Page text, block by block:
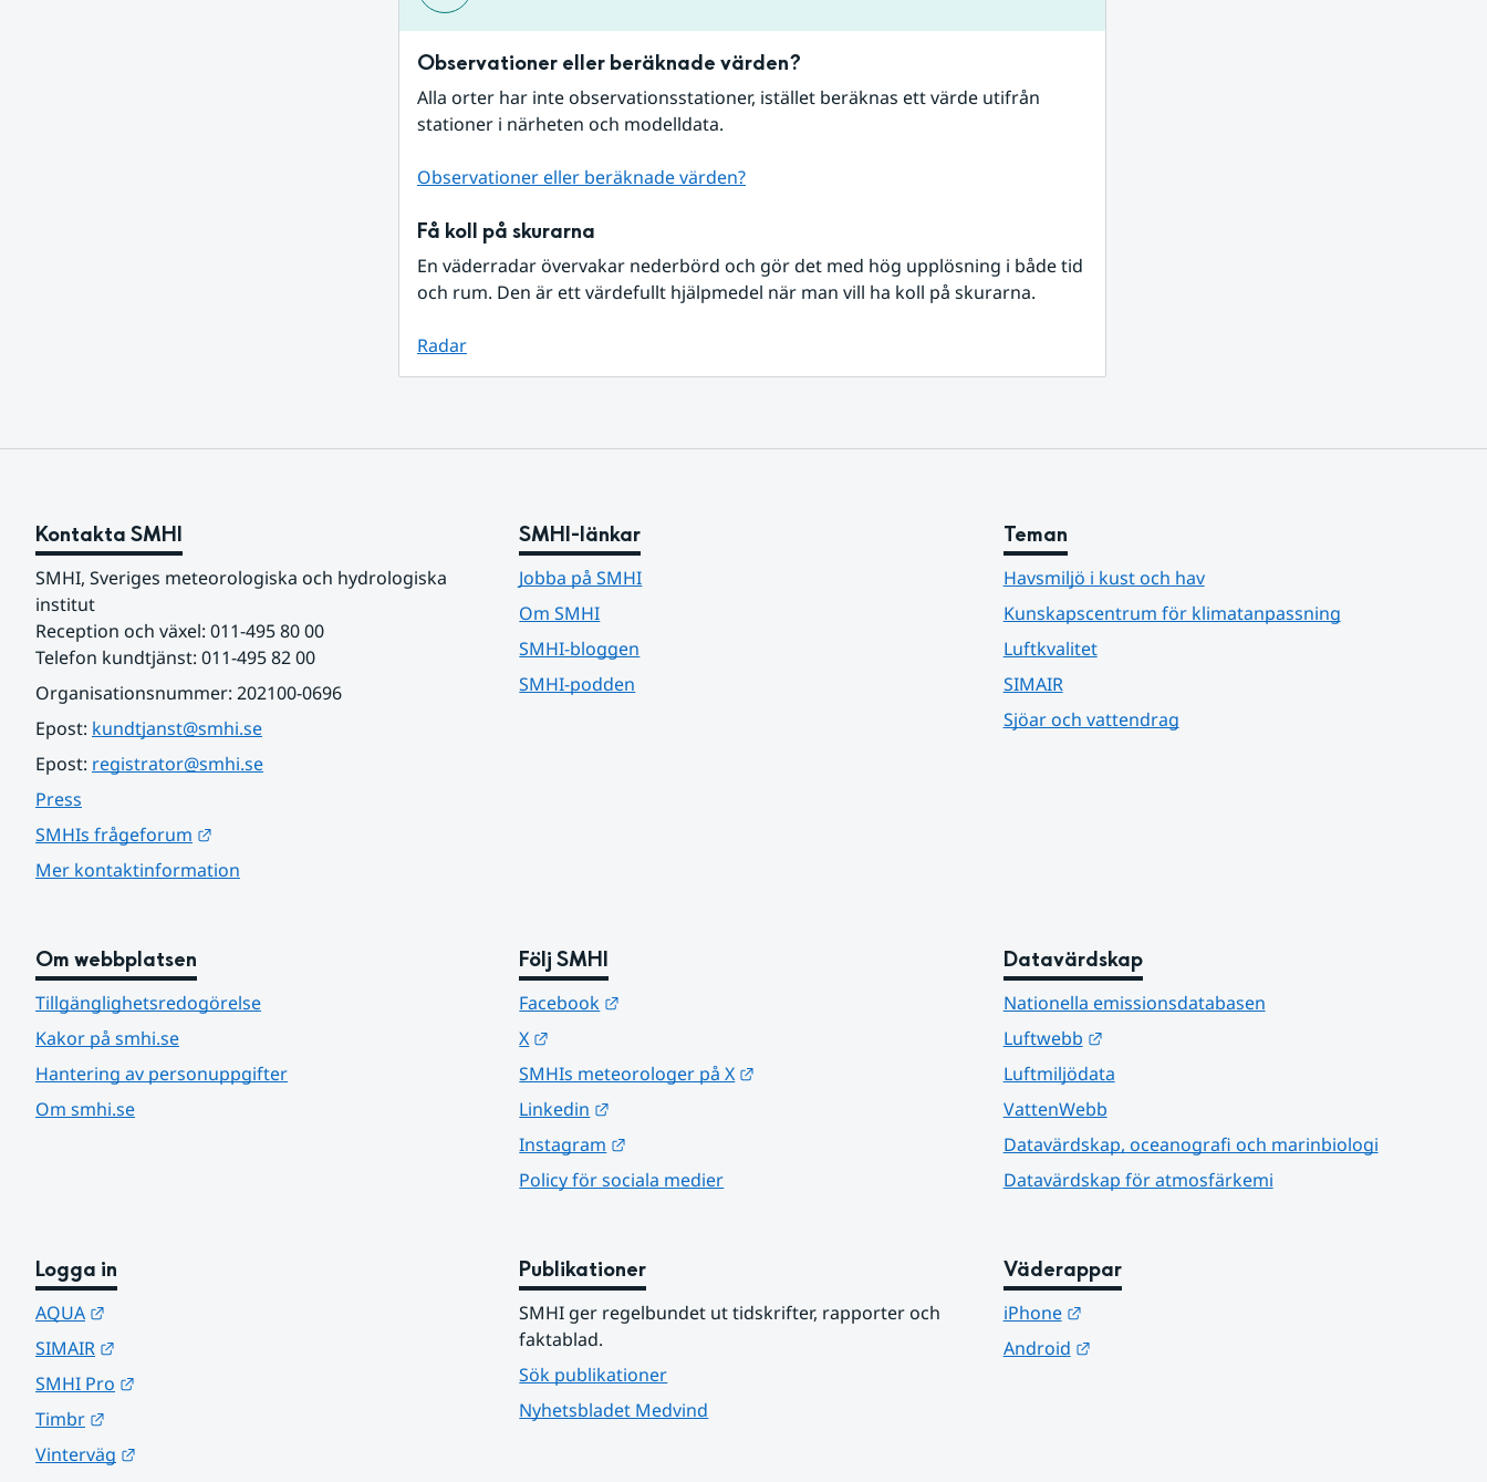
Observationer eller beräknade värden?
Alla orter har inte observationsstationer, istället beräknas ett värde utifrån
stationer i närheten och modelldata.
Observationer eller beräknade värden?
Få koll på skurarna
En väderradar övervakar nederbörd och gör det med hög upplösning i både tid
och rum. Den är ett värdefullt hjälpmedel när man vill ha koll på skurarna.
Radar
Kontakta SMHI
SMHI, Sveriges meteorologiska och hydrologiska
institut
Reception och växel: 011-495 80 00
Telefon kundtjänst: 011-495 82 00
Organisationsnummer: 202100-0696
Epost: kundtjanst@smhi.se
Epost: registrator@smhi.se
Press
SMHIs frågeforum
Mer kontaktinformation
SMHI-länkar
Jobba på SMHI
Om SMHI
SMHI-bloggen
SMHI-podden
Teman
Havsmiljö i kust och hav
Kunskapscentrum för klimatanpassning
Luftkvalitet
SIMAIR
Sjöar och vattendrag
Om webbplatsen
Tillgänglighetsredogörelse
Kakor på smhi.se
Hantering av personuppgifter
Om smhi.se
Följ SMHI
Facebook
X
SMHIs meteorologer på X
Linkedin
Instagram
Policy för sociala medier
Datavärdskap
Nationella emissionsdatabasen
Luftwebb
Länk till annan webbplats.
Luftmiljödata
VattenWebb
Datavärdskap, oceanografi och marinbiologi
Datavärdskap för atmosfärkemi
Logga in
AQUA
SIMAIR
SMHI Pro
Timbr
Vinterväg
Publikationer
SMHI ger regelbundet ut tidskrifter, rapporter och
faktablad.
Sök publikationer
Nyhetsbladet Medvind
Väderappar
iPhone
Länk till annan webbplats.
Android
Länk till annan webbplats.